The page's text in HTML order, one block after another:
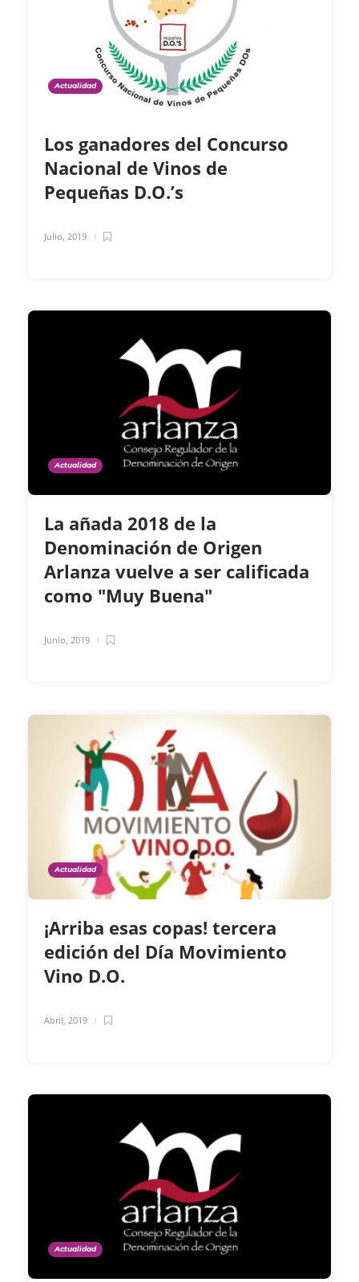
Actualidad
Los ganadores del Concurso
Nacional de Vinos de
Pequeñas D.O.’s
Julio, 2019
Actualidad
La añada 2018 de la
Denominación de Origen
Arlanza vuelve a ser calificada
como "Muy Buena"
Junio, 2019
Actualidad
¡Arriba esas copas! tercera
edición del Día Movimiento
Vino D.O.
Abril, 2019
Actualidad